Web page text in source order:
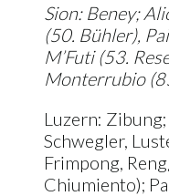
Sion: Beney;
(50. Bühler),
M’Futi (53.
Monterrubio
Luzern: Zibung;
Schwegler,
Frimpong,
Chiumiento);